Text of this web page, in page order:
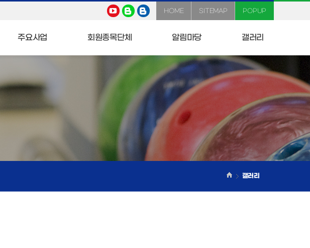
HOME SITEMAP POPUP
주요사업 회원종목단체 알림마당 갤러리
갤러리